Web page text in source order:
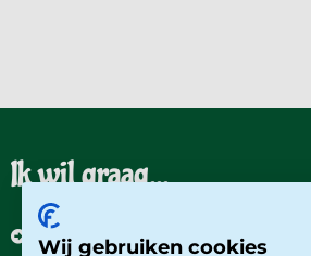
Ik wil graag...
Een rondleiding aanvragen
Wij gebruiken cookies